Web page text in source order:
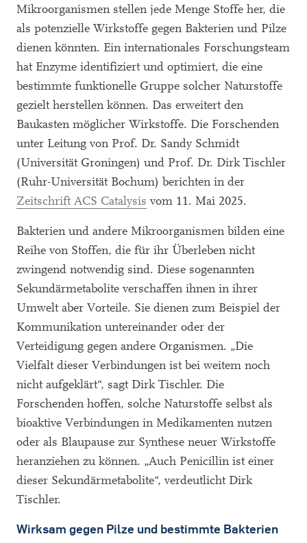
Mikroorganismen stellen jede Menge Stoffe her, die
als potenzielle Wirkstoffe gegen Bakterien und Pilze
dienen könnten. Ein internationales Forschungsteam
hat Enzyme identifiziert und optimiert, die eine
bestimmte funktionelle Gruppe solcher Naturstoffe
gezielt herstellen können. Das erweitert den
Baukasten möglicher Wirkstoffe. Die Forschenden
unter Leitung von Prof. Dr. Sandy Schmidt
(Universität Groningen) und Prof. Dr. Dirk Tischler
(Ruhr-Universität Bochum) berichten in der
Zeitschrift ACS Catalysis vom 11. Mai 2025.
Bakterien und andere Mikroorganismen bilden eine
Reihe von Stoffen, die für ihr Überleben nicht
zwingend notwendig sind. Diese sogenannten
Sekundärmetabolite verschaffen ihnen in ihrer
Umwelt aber Vorteile. Sie dienen zum Beispiel der
Kommunikation untereinander oder der
Verteidigung gegen andere Organismen. „Die
Vielfalt dieser Verbindungen ist bei weitem noch
nicht aufgeklärt“, sagt Dirk Tischler. Die
Forschenden hoffen, solche Naturstoffe selbst als
bioaktive Verbindungen in Medikamenten nutzen
oder als Blaupause zur Synthese neuer Wirkstoffe
heranziehen zu können. „Auch Penicillin ist einer
dieser Sekundärmetabolite“, verdeutlicht Dirk
Tischler.
Wirksam gegen Pilze und bestimmte Bakterien